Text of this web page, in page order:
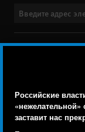
Российские
заставит нас
menu
Заявление о
Text Version